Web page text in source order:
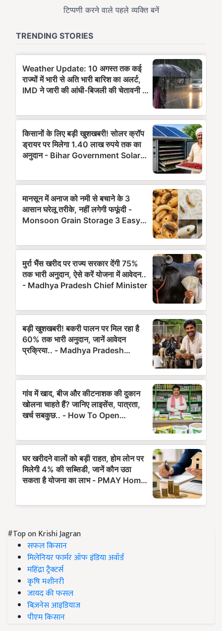
#Top on Krishi Jagran
सफल किसान
मिलेनियर फार्मर ऑफ इंडिया अवॉर्ड
महिंद्रा ट्रैक्टर्स
कृषि मशीनरी
जायद की फसल
बिज़नेस आइडियाज
पीएम किसान